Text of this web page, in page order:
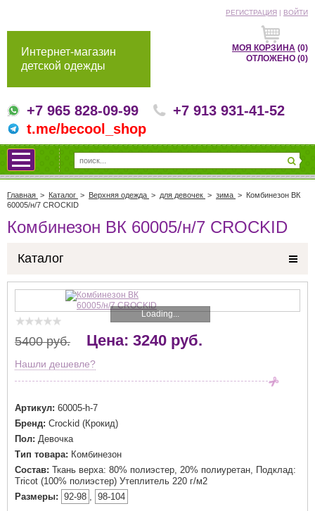
РЕГИСТРАЦИЯ | ВОЙТИ
Интернет-магазин
детской одежды
МОЯ КОРЗИНА (0)
ОТЛОЖЕНО (0)
+7 965 828-09-99
+7 913 931-41-52
t.me/becool_shop
Главная > Каталог > Верхняя одежда > для девочек > зима > Комбинезон ВК
60005/н/7 CROCKID
Комбинезон ВК 60005/н/7 CROCKID
Каталог
Loading...
5400 руб. Цена: 3240 руб.
Нашли дешевле?
Артикул: 60005-h-7
Бренд: Crockid (Крокид)
Пол: Девочка
Тип товара: Комбинезон
Состав: Ткань верха: 80% полиэстер, 20% полиуретан, Подклад:
Tricot (100% полиэстер) Утеплитель 220 г/м2
Размеры: 92-98 , 98-104